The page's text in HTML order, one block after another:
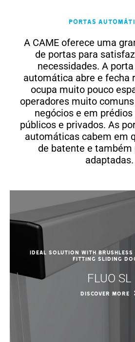
Portas
A CAME oferece uma
de portas para
necessidades. A
automática abre e fecha
ocupa muito pouco
operadores muito
negócios e em
públicos e privados. As
automáticas cabem em
de batente e também
adaptadas.
Ideal solution with
fitting sliding
FLUO SL
DISCOVER MORE